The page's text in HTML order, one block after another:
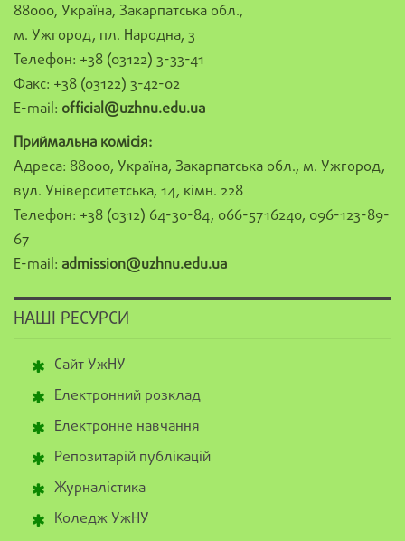
88000, Україна, Закарпатська обл.,
м. Ужгород, пл. Народна, 3
Телефон: +38 (03122) 3-33-41
Факс: +38 (03122) 3-42-02
E-mail: official@uzhnu.edu.ua
Приймальна комісія:
Адреса: 88000, Україна, Закарпатська обл., м. Ужгород,
вул. Університетська, 14, кімн. 228
Телефон: +38 (0312) 64-30-84, 066-5716240, 096-123-89-
67
E-mail: admission@uzhnu.edu.ua
НАШІ РЕСУРСИ
Сайт УжНУ
Електронний розклад
Електронне навчання
Репозитарій публікацій
Журналістика
Коледж УжНУ